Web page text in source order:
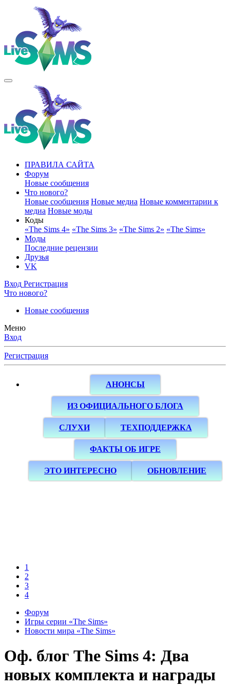
ПРАВИЛА САЙТА
Форум
Новые сообщения
Что нового?
Новые сообщения Новые медиа Новые комментарии к
медиа Новые моды
Коды
«The Sims 4» «The Sims 3» «The Sims 2» «The Sims»
Моды
Последние рецензии
Друзья
VK
Вход Регистрация
Что нового?
Новые сообщения
Меню
Вход
Регистрация
АНОНСЫ
ИЗ ОФИЦИАЛЬНОГО БЛОГА
СЛУХИ ТЕХПОДДЕРЖКА
ФАКТЫ ОБ ИГРЕ
ЭТО ИНТЕРЕСНО ОБНОВЛЕНИЕ
всю
в
1
2
3
4
Форум
Игры серии «The Sims»
Новости мира «The Sims»
Оф. блог The Sims 4: Два
новых комплекта и награды